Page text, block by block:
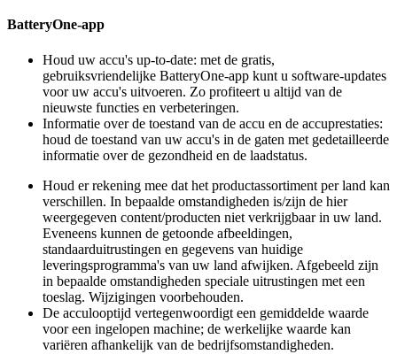
BatteryOne-app
Houd uw accu's up-to-date: met de gratis,
gebruiksvriendelijke BatteryOne-app kunt u software-updates
voor uw accu's uitvoeren. Zo profiteert u altijd van de
nieuwste functies en verbeteringen.
Informatie over de toestand van de accu en de accuprestaties:
houd de toestand van uw accu's in de gaten met gedetailleerde
informatie over de gezondheid en de laadstatus.
Houd er rekening mee dat het productassortiment per land kan
verschillen. In bepaalde omstandigheden is/zijn de hier
weergegeven content/producten niet verkrijgbaar in uw land.
Eveneens kunnen de getoonde afbeeldingen,
standaarduitrustingen en gegevens van huidige
leveringsprogramma's van uw land afwijken. Afgebeeld zijn
in bepaalde omstandigheden speciale uitrustingen met een
toeslag. Wijzigingen voorbehouden.
De acculooptijd vertegenwoordigt een gemiddelde waarde
voor een ingelopen machine; de ​​werkelijke waarde kan
variëren afhankelijk van de bedrijfsomstandigheden.